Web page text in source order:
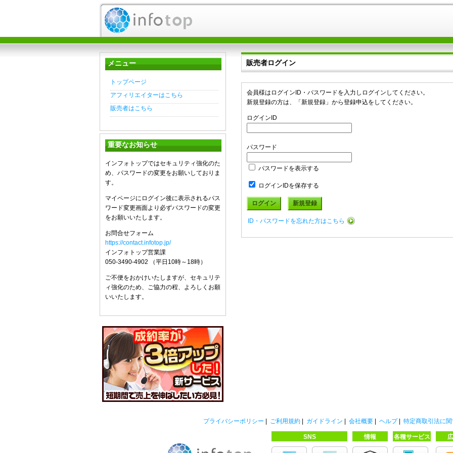
メニュー
トップページ
アフィリエイターはこちら
販売者はこちら
重要なお知らせ
インフォトップではセキュリティ強化のた
め、パスワードの変更をお願いしておりま
す。
マイページにログイン後に表示されるパス
ワード変更画面より必ずパスワードの変更
をお願いいたします。
お問合せフォーム
https://contact.infotop.jp/
インフォトップ営業課
050-3490-4902 （平日10時～18時）
ご不便をおかけいたしますが、セキュリテ
ィ強化のため、ご協力の程、よろしくお願
いいたします。
販売者ログイン
会員様はログインID・パスワードを入力しログインしてください。
新規登録の方は、「新規登録」から登録申込をしてください。
ログインID
パスワード
パスワードを表示する
ログインIDを保存する
ID・パスワードを忘れた方はこちら
プライバシーポリシー ご利用規約 ガイドライン 会社概要 ヘルプ| 特定商取引法に
SNS 情報 各種サービス